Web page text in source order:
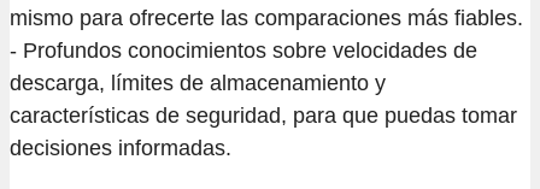
mismo para ofrecerte las comparaciones más fiables.
- Profundos conocimientos sobre velocidades de
descarga, límites de almacenamiento y
características de seguridad, para que puedas tomar
decisiones informadas.